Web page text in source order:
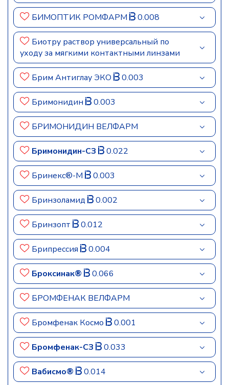
БИМОПТИК РОМФАРМ 0.008
Биотру раствор универсальный по
уходу за мягкими контактными линзами
Брим Антиглау ЭКО 0.003
Бримонидин 0.003
БРИМОНИДИН ВЕЛФАРМ
Бримонидин-СЗ 0.022
Бринекс®-М 0.003
Бринзоламид 0.002
Бринзопт 0.012
Брипрессия 0.004
Броксинак® 0.066
БРОМФЕНАК ВЕЛФАРМ
Бромфенак Космо 0.001
Бромфенак-СЗ 0.033
Вабисмо® 0.014